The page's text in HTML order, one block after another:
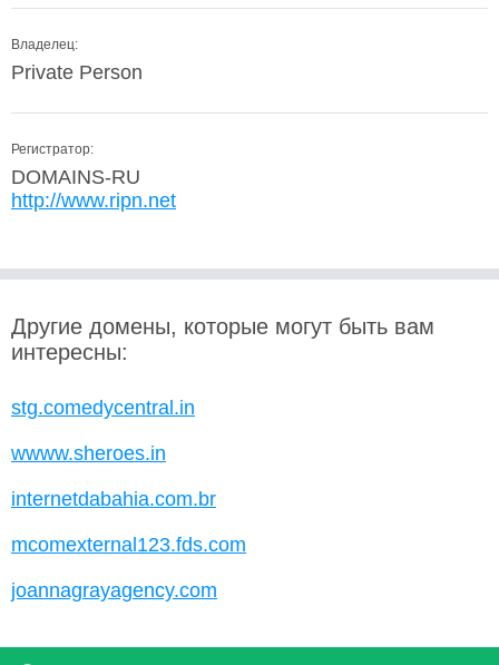
Владелец:
Private Person
Регистратор:
DOMAINS-RU
http://www.ripn.net
Другие домены, которые могут быть вам
интересны:
stg.comedycentral.in
wwww.sheroes.in
internetdabahia.com.br
mcomexternal123.fds.com
joannagrayagency.com